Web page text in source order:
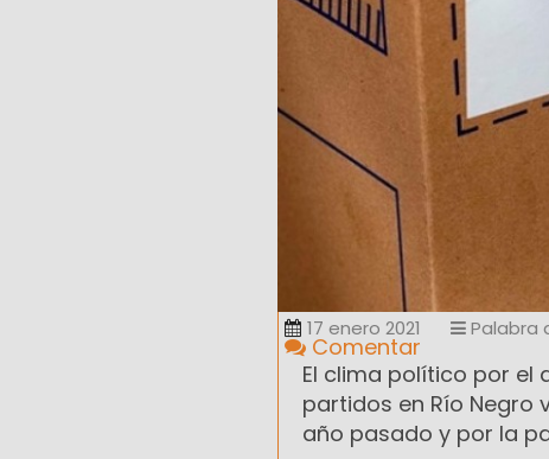
17 enero 2021 Palabra
Comentar
El clima político por el
partidos en Río Negro
año pasado y por la